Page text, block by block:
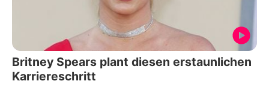
Britney Spears plant diesen erstaunlichen
Karriereschritt